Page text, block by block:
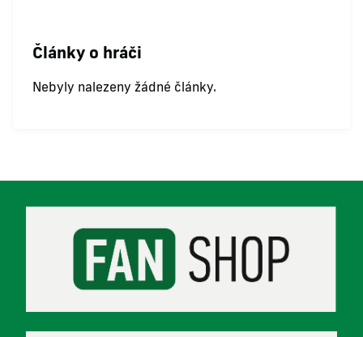
Články o hráči
Nebyly nalezeny žádné články.